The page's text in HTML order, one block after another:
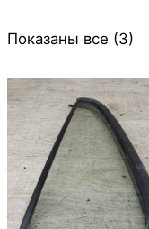
Показаны все (3)